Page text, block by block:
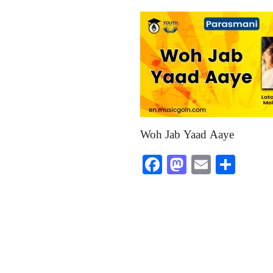
Woh Jab Yaad Aaye
Facebook
Mastodon
Email